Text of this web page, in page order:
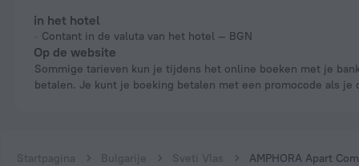
in het hotel
Contant in de valuta van het hotel — BGN
Op de website
Sommige tarieven kun je tijdens het online boeken met je bankpas
betalen. Je kunt je boeking betalen met een promocode als je
Startpagina Bulgarije Sveti Vlas AMPHORA Apart